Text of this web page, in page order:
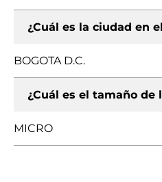
¿Cuál es la ciudad en
BOGOTA D.C.
¿Cuál es el tamaño de
MICRO